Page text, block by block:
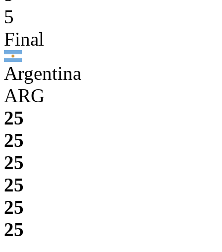
5
Final
Argentina
ARG
25
25
25
25
25
25